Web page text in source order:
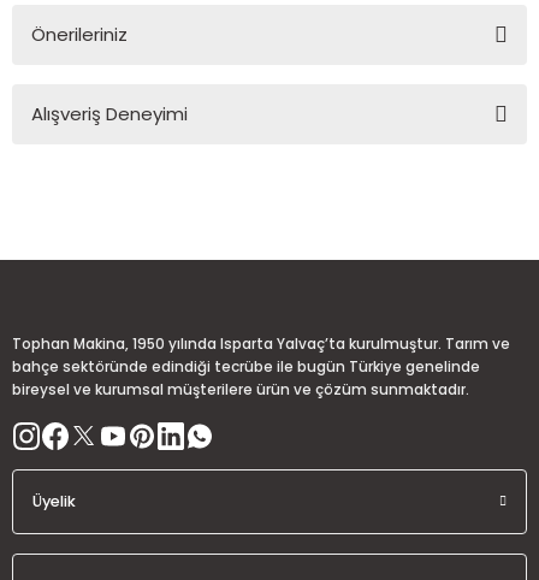
Önerileriniz
konularda yetersiz gördüğünüz noktaları öneri formunu
Bu ürüne benzer farklı alternatifler olmalı.
Alışveriş Deneyimi
Tophan Makina, 1950 yılında Isparta Yalvaç’ta kurulmuştur. Tarım ve
bahçe sektöründe edindiği tecrübe ile bugün Türkiye genelinde
bireysel ve kurumsal müşterilere ürün ve çözüm sunmaktadır.
Üyelik